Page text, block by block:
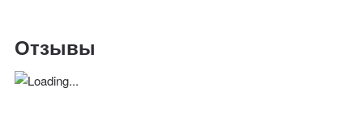
Отзывы